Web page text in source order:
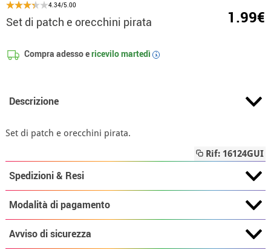
4.34/5.00
Set di patch e orecchini pirata 1.99€
Compra adesso ericevilomartedì i
Descrizione
Set di patch e orecchini pirata.
Rif: 16124GUI
Spedizioni & Resi
Modalità di pagamento
Avviso di sicurezza